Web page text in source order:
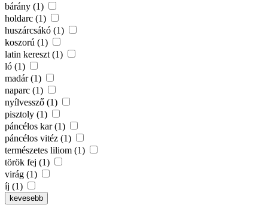
bárány (1)
holdarc (1)
huszárcsákó (1)
koszorú (1)
latin kereszt (1)
ló (1)
madár (1)
naparc (1)
nyílvessző (1)
pisztoly (1)
páncélos kar (1)
páncélos vitéz (1)
természetes liliom (1)
török fej (1)
virág (1)
íj (1)
kevesebb